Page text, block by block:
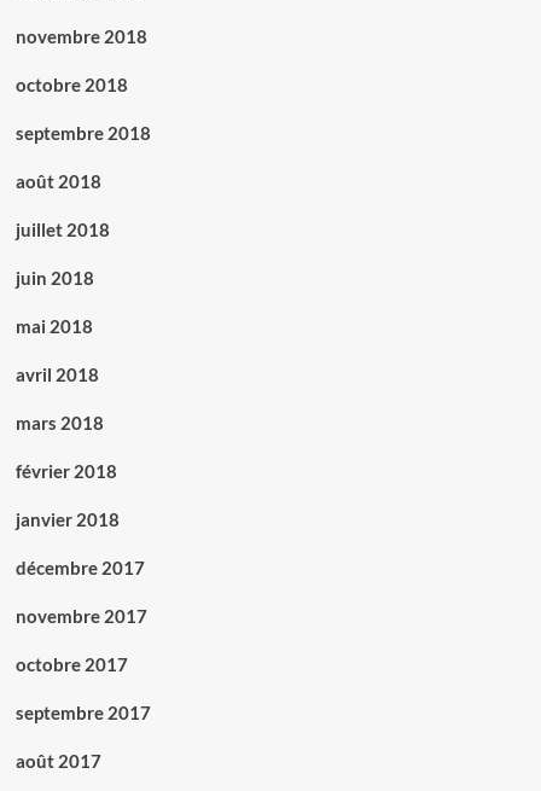
novembre 2018
octobre 2018
septembre 2018
août 2018
juillet 2018
juin 2018
mai 2018
avril 2018
mars 2018
février 2018
janvier 2018
décembre 2017
novembre 2017
octobre 2017
septembre 2017
août 2017